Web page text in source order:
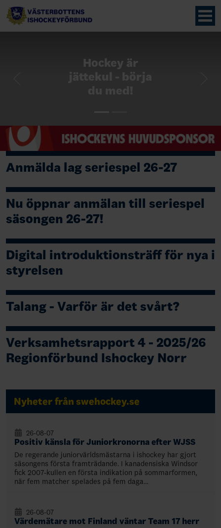
Hockey är
jättekul - börja
Anmälda lag seriespel 26-27
Nu öppnar anmälan till seriespel
säsongen 26-27!
Digital introduktionsträff för nya i
styrelsen
Talang - Varför är det svårt?
Verksamhetsrapport 4 - 2025/26
Regionförbund Ishockey Norr
Nyheter från swehockey.se
Positiv känsla för Juniorkronorna efter WJSS
26-08-07
De regerande juniorvärldsmästarna i ishockey har gjort
säsongens första framträdande. I kanadensiska Windsor
fick 2007-kullen en första indikation på sommarformen,
när fem matcher spelades på fem daga…
Värdemätare mot Finland väntar Team 17 herr
26-08-07